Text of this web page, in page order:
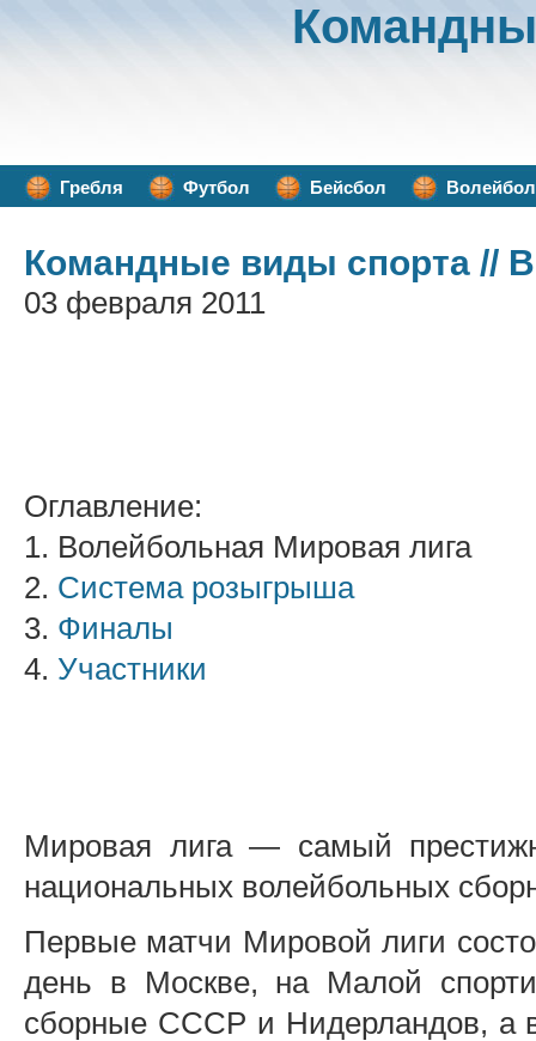
Гребля Футбол Бейсбол Волейбол
Командные виды спорта //
03 февраля 2011
Оглавление:
1. Волейбольная Мировая лига
2. Система розыгрыша
3. Финалы
4. Участники
Мировая лига — самый
национальных волейбольных
Первые матчи Мировой лиги
день в Москве, на Малой
сборные СССР и Нидерландов, а